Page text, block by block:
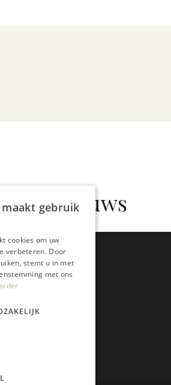
nieuws
gebruik
cookies om uw
verbeteren. Door
stemt u in met
met ons